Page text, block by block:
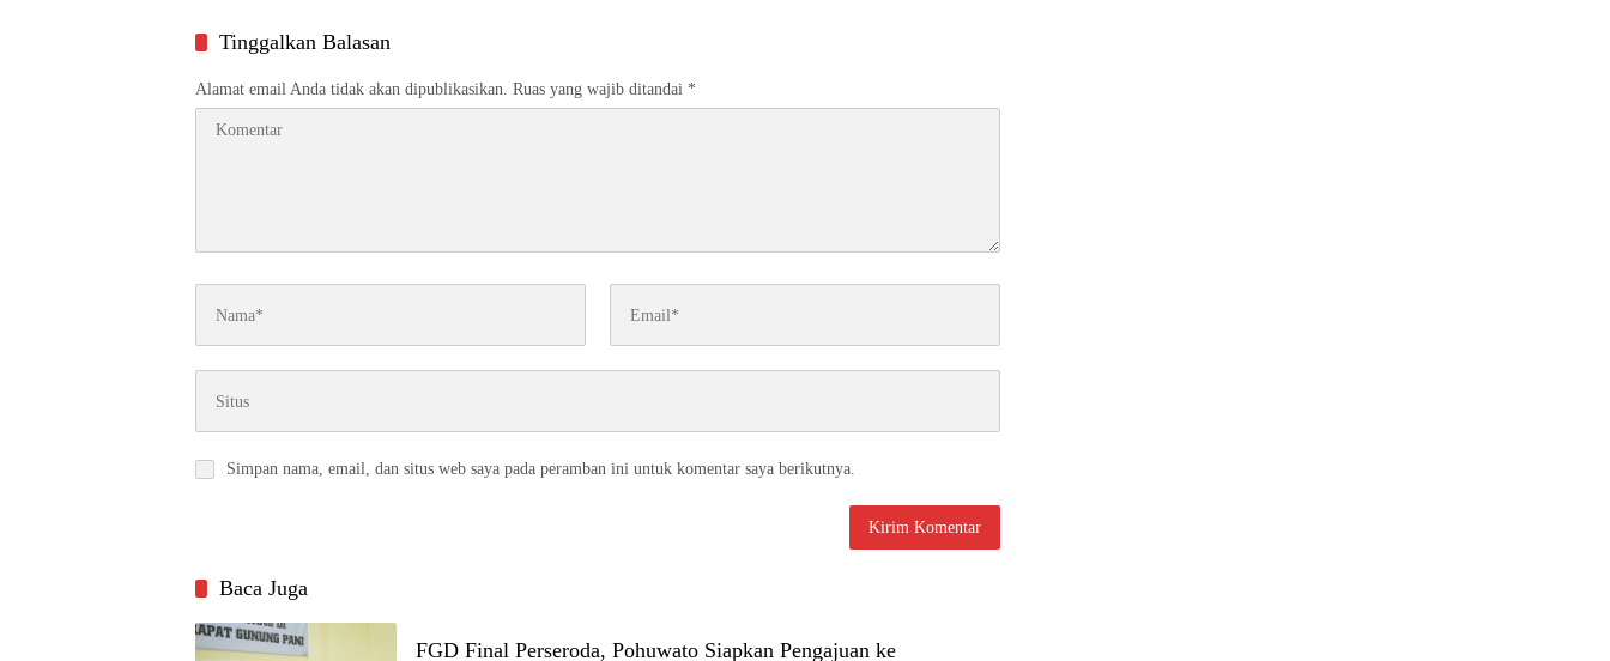
Tinggalkan Balasan
Alamat email Anda tidak akan dipublikasikan. Ruas yang wajib ditandai *
Simpan nama, email, dan situs web saya pada peramban ini untuk komentar saya berikutnya.
Baca Juga
FGD Final Perseroda, Pohuwato Siapkan Pengajuan ke